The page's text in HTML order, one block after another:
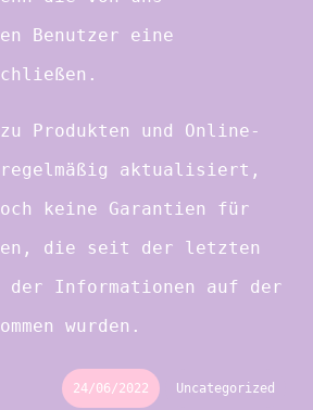
Benutzer eine
Produkten und Online-
regelmäßig aktualisiert,
keine Garantien für
die seit der letzten
der Informationen auf der
wurden.
24/06/2022 Uncategorized